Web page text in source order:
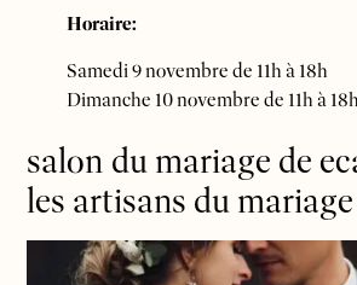
Horaire:
Samedi 9 novembre de 11h à 18h
Dimanche 10 novembre de 11h à 18h
salon du mariage de
les artisans du mariage